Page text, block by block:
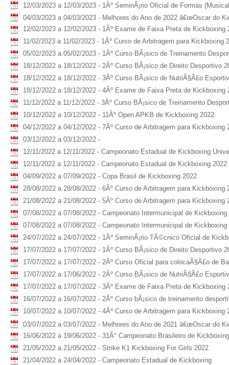
12/03/2023 a 12/03/2023 - 1Âº SeminÃ¡rio Oficial de Formas
04/03/2023 a 04/03/2023 - Melhores do Ano de 2022 â€œOscar do
12/02/2023 a 12/02/2023 - 1Âº Exame de Faixa Preta de Kickboxing
11/02/2023 a 11/02/2023 - 1Âº Curso de Arbitragem para Kickboxing
05/02/2023 a 05/02/2023 - 1Âº Curso BÃ¡sico de Treinamento
18/12/2022 a 18/12/2022 - 2Âº Curso BÃ¡sico de Direito Desportivo
18/12/2022 a 18/12/2022 - 3Âº Curso BÃ¡sico de NutriÃ§Ã£o
18/12/2022 a 18/12/2022 - 4Âº Exame de Faixa Preta de Kickboxing
11/12/2022 a 11/12/2022 - 3Âº Curso BÃ¡sico de Treinamento
10/12/2022 a 10/12/2022 - 11Âº Open APKB de Kickboxing 2022
04/12/2022 a 04/12/2022 - 7Âº Curso de Arbitragem para Kickboxing
03/12/2022 a 03/12/2022 -
12/11/2022 a 12/11/2022 - Campeonato Estadual de Kickboxing
12/11/2022 a 12/11/2022 - Campeonato Estadual de Kickboxing 2022
04/09/2022 a 07/09/2022 - Copa Brasil de Kickboxing 2022
28/08/2022 a 28/08/2022 - 6Âº Curso de Arbitragem para Kickboxing
21/08/2022 a 21/08/2022 - 5Âº Curso de Arbitragem para Kickboxing
07/08/2022 a 07/08/2022 - Campeonato Intermunicipal de
07/08/2022 a 07/08/2022 - Campeonato Intermunicipal de Kickboxing
24/07/2022 a 24/07/2022 - 1Âº SeminÃ¡rio TÃ©cnico Oficial de
17/07/2022 a 17/07/2022 - 1Âº Curso BÃ¡sico de Direito Desportivo
17/07/2022 a 17/07/2022 - 2Âº Curso Oficial para colocaÃ§Ã£o de
17/07/2022 a 17/06/2022 - 2Âº Curso BÃ¡sico de NutriÃ§Ã£o
17/07/2022 a 17/07/2022 - 3Âº Exame de Faixa Preta de Kickboxing
16/07/2022 a 16/07/2022 - 2Âº Curso bÃ¡sico de treinamento
10/07/2022 a 10/07/2022 - 4Âº Curso de Arbitragem para Kickboxing
03/07/2022 a 03/07/2022 - Melhores do Ano de 2021 â€œOscar do
16/06/2022 a 19/06/2022 - 31Â° Campeonato Brasileiro de
21/05/2022 a 21/05/2022 - Strike K1 Kickboxing For Girls 2022
21/04/2022 a 24/04/2022 - Campeonato Estadual de Kickboxing